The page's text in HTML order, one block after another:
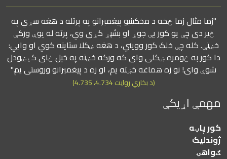
"زما مثال زما څخه د مخکینیو پیغمبرانو په پرتله د هغه سړي په
څیر دی چې یو کور یې جوړ او بشپړ کړی وي، پرته له یوې ورکې
خښتې. کله چې خلک کور وویني، د هغه ښکلا ستاینه کوي او وايي:
دا کور به څومره ښکلی وای که ورکه خښته په خپل ځای کېښودل
شوې وای! نو زه هماغه خښته یم، او زه د پیغمبرانو وروستی یم."
(د بخاري روایت 4.734، 4.735)
مهمې اړیکې
کور پاڼه
ژوندلیک
ګواهۍ